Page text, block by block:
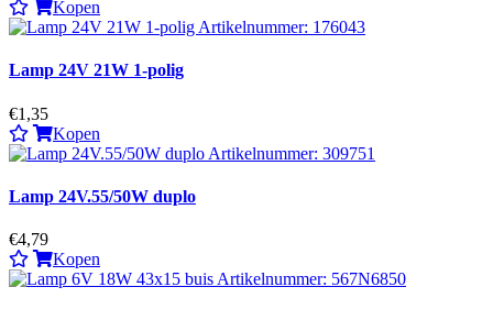
Kopen
Lamp 24V 21W 1-polig
€1,35
Kopen
Lamp 24V.55/50W duplo
€4,79
Kopen